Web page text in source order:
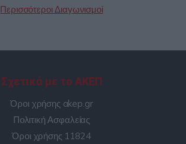
Περισσότεροι Διαγωνισμοί
Σχετικά με το ΑΚΕΠ
Όροι χρήσης akep.gr
Πολιτική Ασφαλείας
Όροι χρήσης 11824